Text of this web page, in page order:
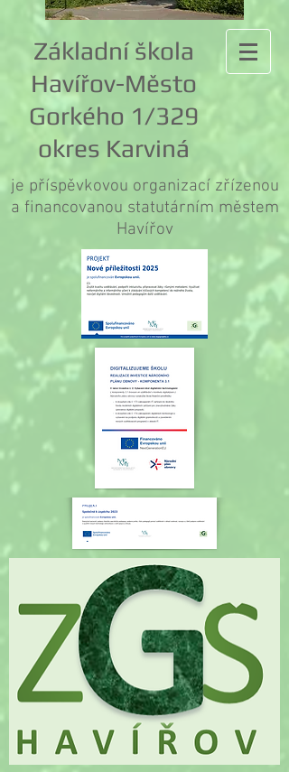
Základní škola
Havířov-Město
Gorkého 1/329
okres Karviná
je příspěvkovou organizací zřízenou
a financovanou statutárním městem
Havířov